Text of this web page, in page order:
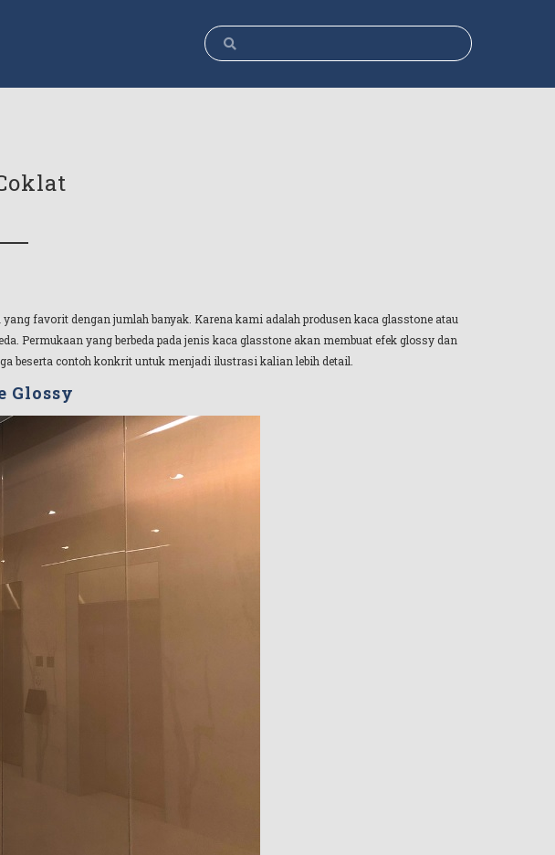
favorit dengan jumlah banyak. Karena kami adalah produsen kaca glasstone atau
Permukaan yang berbeda pada jenis kaca glasstone akan membuat efek glossy dan
beserta contoh konkrit untuk menjadi ilustrasi kalian lebih detail.
Glossy